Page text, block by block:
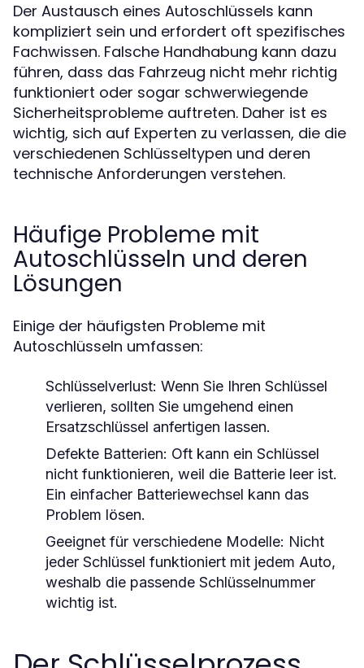
Der Austausch eines Autoschlüssels kann
kompliziert sein und erfordert oft spezifisches
Fachwissen. Falsche Handhabung kann dazu
führen, dass das Fahrzeug nicht mehr richtig
funktioniert oder sogar schwerwiegende
Sicherheitsprobleme auftreten. Daher ist es
wichtig, sich auf Experten zu verlassen, die die
verschiedenen Schlüsseltypen und deren
technische Anforderungen verstehen.
Häufige Probleme mit
Autoschlüsseln und deren
Lösungen
Einige der häufigsten Probleme mit
Autoschlüsseln umfassen:
Schlüsselverlust: Wenn Sie Ihren Schlüssel
verlieren, sollten Sie umgehend einen
Ersatzschlüssel anfertigen lassen.
Defekte Batterien: Oft kann ein Schlüssel
nicht funktionieren, weil die Batterie leer ist.
Ein einfacher Batteriewechsel kann das
Problem lösen.
Geeignet für verschiedene Modelle: Nicht
jeder Schlüssel funktioniert mit jedem Auto,
weshalb die passende Schlüsselnummer
wichtig ist.